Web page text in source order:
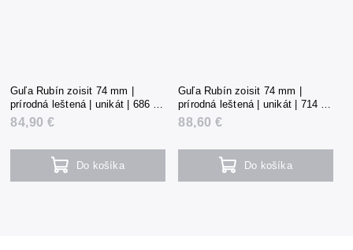
Guľa Rubín zoisit 74 mm |
prírodná leštená | unikát | 686 g |
Tanzánia
84,90 €
Do košíka
Guľa Rubín zoisit 74 mm |
prírodná leštená | unikát | 714 g |
Tanzánia
88,60 €
Do košíka